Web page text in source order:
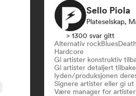
Sello Piola
> 1300 svar gitt
Alternativ rockBlues
Hardcore
Gi artister konstruktiv
Gi artister detaljert
lyden/produksjonen
Signere artister eller gi ut
Være manager for